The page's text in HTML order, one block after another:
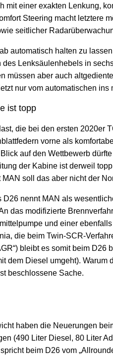
mit einer exakten Lenkung,
Steering macht letztere
seitlicher
automatisch halten zu
des Lenksäulenhebels in
müssen aber auch
nur vom automatischen
ist topp
die bei den ersten 2020er
vorne als
auf den Wettbewerb
der Kabine ist derweil
soll das aber nicht der
D26 nennt MAN als
das modifizierte
und einer
die beim Twin-SCR-
bleibt es somit beim
dem Diesel umgeht).
beschlossene Sache.
haben die Neuerungen
(490 Liter Diesel, 80 Liter
beim D26 vom